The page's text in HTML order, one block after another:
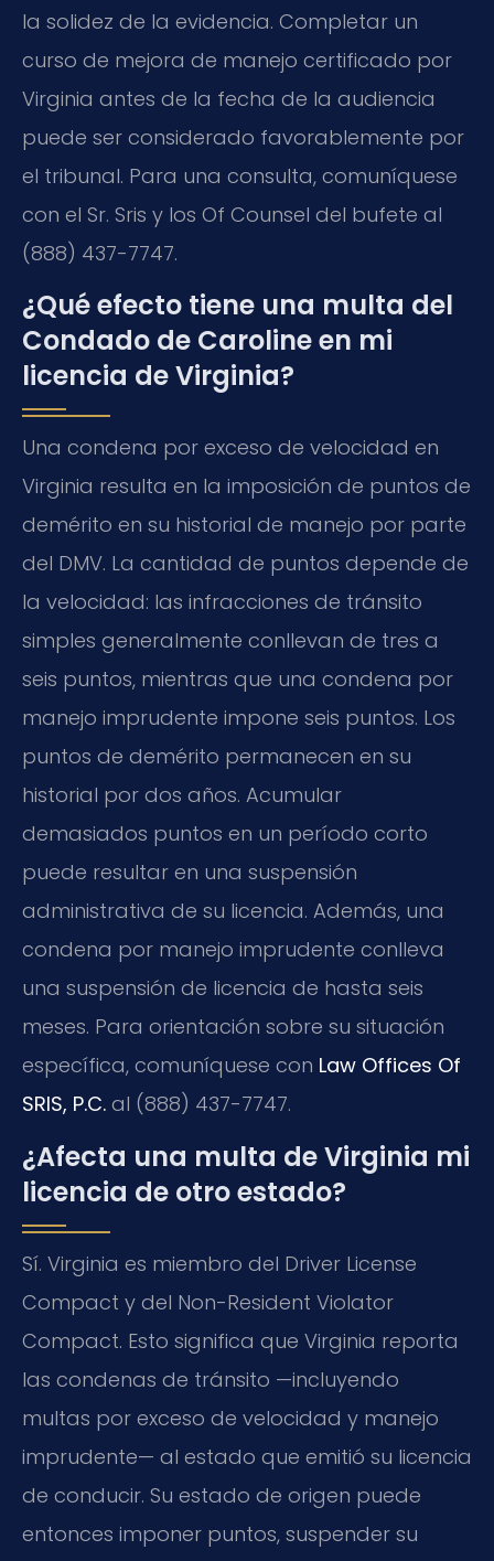
la solidez de la evidencia. Completar un
curso de mejora de manejo certificado por
Virginia antes de la fecha de la audiencia
puede ser considerado favorablemente por
el tribunal. Para una consulta, comuníquese
con el Sr. Sris y los Of Counsel del bufete al
(888) 437-7747.
¿Qué efecto tiene una multa del
Condado de Caroline en mi
licencia de Virginia?
Una condena por exceso de velocidad en
Virginia resulta en la imposición de puntos de
demérito en su historial de manejo por parte
del DMV. La cantidad de puntos depende de
la velocidad: las infracciones de tránsito
simples generalmente conllevan de tres a
seis puntos, mientras que una condena por
manejo imprudente impone seis puntos. Los
puntos de demérito permanecen en su
historial por dos años. Acumular
demasiados puntos en un período corto
puede resultar en una suspensión
administrativa de su licencia. Además, una
condena por manejo imprudente conlleva
una suspensión de licencia de hasta seis
meses. Para orientación sobre su situación
específica, comuníquese con Law Offices Of
SRIS, P.C. al (888) 437-7747.
¿Afecta una multa de Virginia mi
licencia de otro estado?
Sí. Virginia es miembro del Driver License
Compact y del Non-Resident Violator
Compact. Esto significa que Virginia reporta
las condenas de tránsito —incluyendo
multas por exceso de velocidad y manejo
imprudente— al estado que emitió su licencia
de conducir. Su estado de origen puede
entonces imponer puntos, suspender su